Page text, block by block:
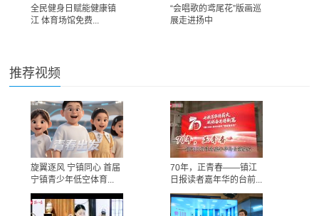
全民健身日赋能健康镇
江 体育场馆免费...
“会唱歌的鸢尾花”版画巡
展走进扬中
推荐视频
旋翼逐风 宁镇同心 首届
宁镇青少年低空体育...
70年，正青春——镇江
日报读者嘉年华的台前...